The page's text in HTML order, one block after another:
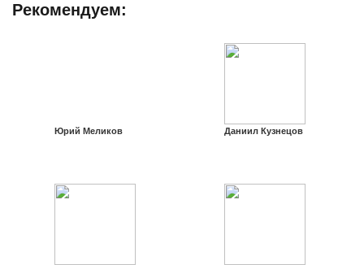
Рекомендуем:
Юрий Меликов Даниил Кузнецов